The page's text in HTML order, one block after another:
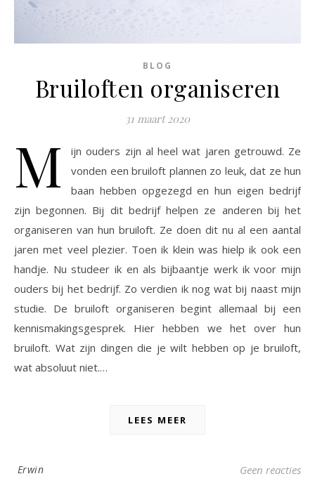
BLOG
Bruiloften organiseren
31 maart 2020
M
ijn ouders zijn al heel wat jaren getrouwd. Ze
vonden een bruiloft plannen zo leuk, dat ze hun
baan hebben opgezegd en hun eigen bedrijf
zijn begonnen. Bij dit bedrijf helpen ze anderen bij het
organiseren van hun bruiloft. Ze doen dit nu al een aantal
jaren met veel plezier. Toen ik klein was hielp ik ook een
handje. Nu studeer ik en als bijbaantje werk ik voor mijn
ouders bij het bedrijf. Zo verdien ik nog wat bij naast mijn
studie. De bruiloft organiseren begint allemaal bij een
kennismakingsgesprek. Hier hebben we het over hun
bruiloft. Wat zijn dingen die je wilt hebben op je bruiloft,
wat absoluut niet.…
LEES MEER
Erwin Geen reacties